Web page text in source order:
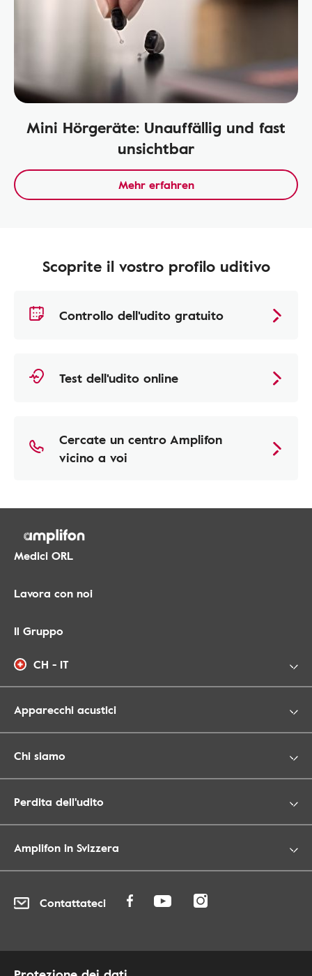
Mini Hörgeräte: Unauffällig und fast
unsichtbar
Mehr erfahren
Scoprite il vostro profilo uditivo
Controllo dell'udito gratuito
Test dell'udito online
Cercate un centro Amplifon
vicino a voi
Medici ORL
Lavora con noi
Il Gruppo
CH - IT
Apparecchi acustici
Chi siamo
Perdita dell'udito
Amplifon in Svizzera
Contattateci